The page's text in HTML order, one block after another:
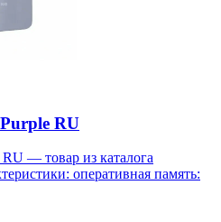
RU
— товар из каталога
оперативная память: